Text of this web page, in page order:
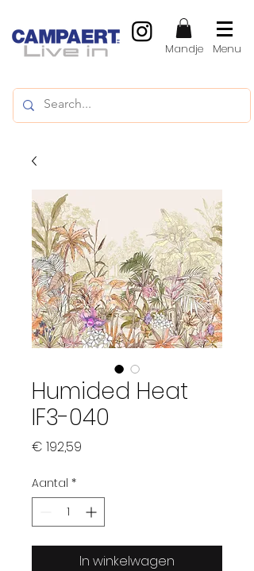
Mandje Menu
Humided Heat
IF3-040
€ 192,59
Aantal *
In winkelwagen